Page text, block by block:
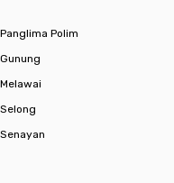
Polim